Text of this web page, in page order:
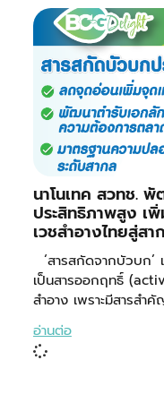
นาโนเทค สวทช.
ประสิทธิภาพสูง เ
เวชสำอางไทยสู่สา
‘สารสกัดจากบัวบก’
เป็นสารออกฤทธิ์
สำอาง เพราะมีสารส
อ่านต่อ